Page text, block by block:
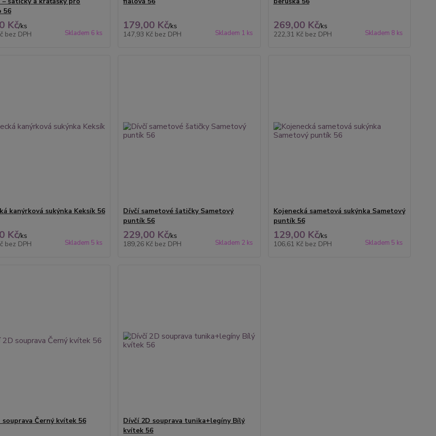
56
Kč/ks
bez DPH Skladem 6 ks
179,00 Kč/ks
147,93 Kč bez DPH Skladem 1 ks
269,00 Kč/ks
222,31 Kč bez DPH Skladem 8 ks
kanýrková sukýnka Keksík 56
Kč/ks
bez DPH Skladem 5 ks
Dívčí sametové šatičky Sametový
puntík 56
229,00 Kč/ks
189,26 Kč bez DPH Skladem 2 ks
Kojenecká sametová sukýnka Sametový
puntík 56
129,00 Kč/ks
106,61 Kč bez DPH Skladem 5 ks
souprava Černý kvítek 56
Dívčí 2D souprava tunika+legíny Bílý
kvítek 56